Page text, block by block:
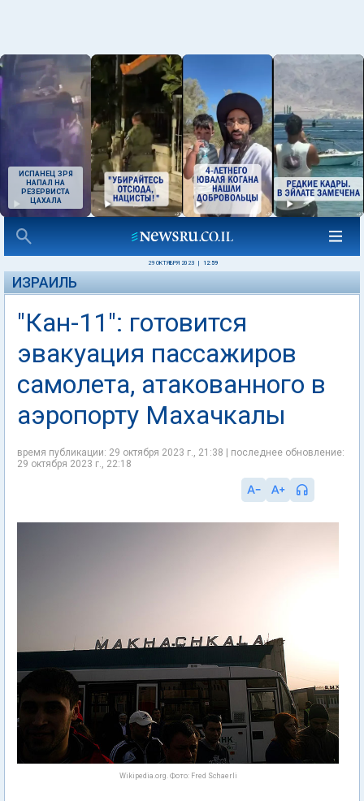
ИСПАНЕЦ ЗРЯ
НАПАЛ НА
РЕЗЕРВИСТА
ЦАХАЛА
29 ОКТЯБРЯ 2023 12:59
ИЗРАИЛЬ
"Кан-11": готовится
эвакуация пассажиров
самолета, атакованного в
аэропорту Махачкалы
время публикации: 29 октября 2023 г., 21:38 | последнее обновление:
29 октября 2023 г., 22:18
Wikipedia.org. Фото: Fred Schaerli